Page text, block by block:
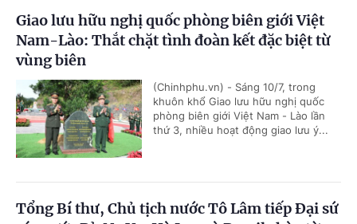
Giao lưu hữu nghị quốc phòng biên giới Việt
Nam-Lào: Thắt chặt tình đoàn kết đặc biệt từ
vùng biên
(Chinhphu.vn) - Sáng 10/7, trong
khuôn khổ Giao lưu hữu nghị quốc
phòng biên giới Việt Nam - Lào lần
thứ 3, nhiều hoạt động giao lưu ý...
Tổng Bí thư, Chủ tịch nước Tô Lâm tiếp Đại sứ